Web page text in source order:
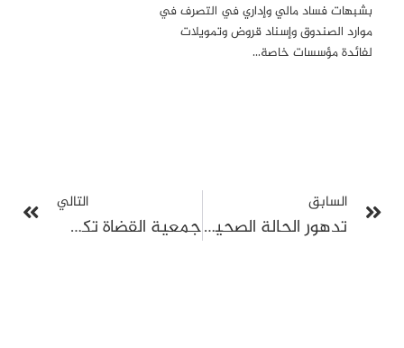
بشبهات فساد مالي وإداري في التصرف في
موارد الصندوق وإسناد قروض وتمويلات
لفائدة مؤسسات خاصة…
السابق
تدهور الحالة الصحية لعبير موسي ونقلها إلى مستشفى نابل وسط تعتيم السلطات
التالي
جمعية القضاة تكشف تدخلات وزارة العدل في التعيينات وتحذر من تسييس المحاكم